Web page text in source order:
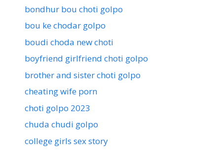
bondhur bou choti golpo
bou ke chodar golpo
boudi choda new choti
boyfriend girlfriend choti golpo
brother and sister choti golpo
cheating wife porn
choti golpo 2023
chuda chudi golpo
college girls sex story